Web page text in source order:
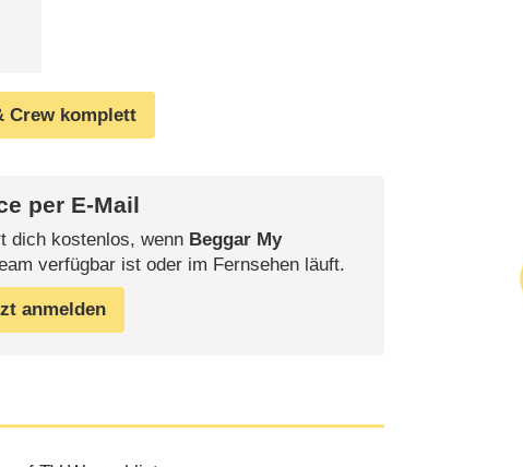
Crew komplett
per E-Mail
dich kostenlos, wenn Beggar My
verfügbar ist oder im Fernsehen läuft.
anmelden